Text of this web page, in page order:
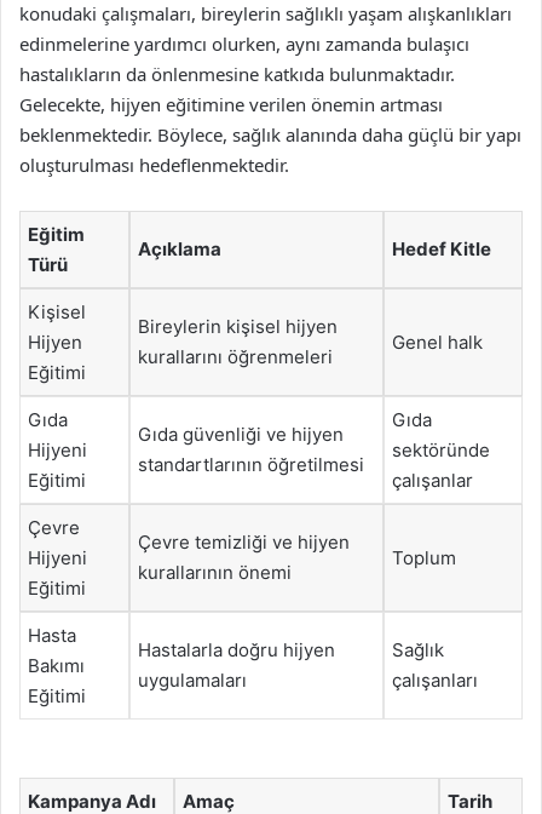
konudaki çalışmaları, bireylerin sağlıklı yaşam alışkanlıkları
edinmelerine yardımcı olurken, aynı zamanda bulaşıcı
hastalıkların da önlenmesine katkıda bulunmaktadır.
Gelecekte, hijyen eğitimine verilen önemin artması
beklenmektedir. Böylece, sağlık alanında daha güçlü bir yapı
oluşturulması hedeflenmektedir.
Eğitim
Türü
Açıklama Hedef Kitle
Kişisel
Hijyen
Eğitimi
Bireylerin kişisel hijyen
kurallarını öğrenmeleri
Genel halk
Gıda
Hijyeni
Eğitimi
Gıda güvenliği ve hijyen
standartlarının öğretilmesi
Gıda
sektöründe
çalışanlar
Çevre
Hijyeni
Eğitimi
Çevre temizliği ve hijyen
kurallarının önemi
Toplum
Hasta
Bakımı
Eğitimi
Hastalarla doğru hijyen
uygulamaları
Sağlık
çalışanları
Kampanya Adı Amaç Tarih